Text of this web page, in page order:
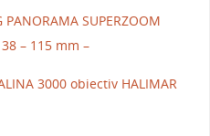
SUPERZOOM
– 115 mm –
3000 obiectiv HALIMAR